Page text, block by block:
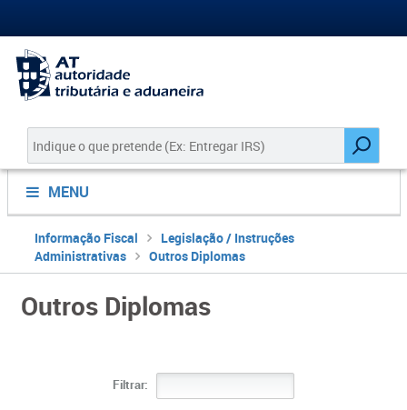
MENU
Informação Fiscal
Legislação / Instruções
Administrativas
Outros Diplomas
Outros Diplomas
Filtrar: